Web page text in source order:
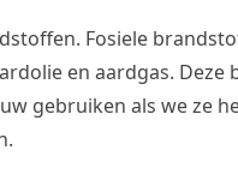
Fosiele
en aardgas.
gebruiken als we ze